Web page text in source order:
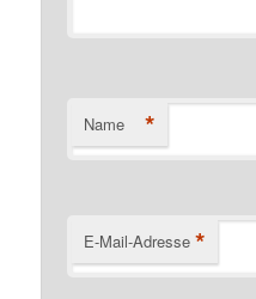
Name *
E-Mail-Adresse *